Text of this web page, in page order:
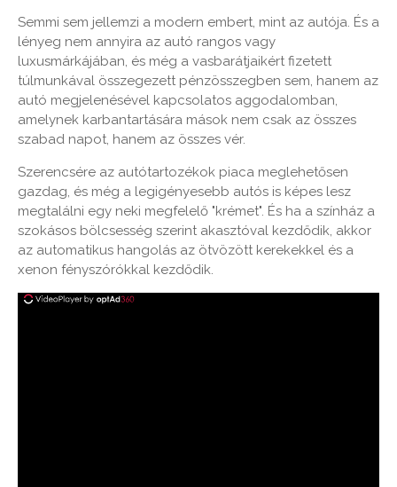
Semmi sem jellemzi a modern embert, mint az autója. És a
lényeg nem annyira az autó rangos vagy
luxusmárkájában, és még a vasbarátjaikért fizetett
túlmunkával összegezett pénzösszegben sem, hanem az
autó megjelenésével kapcsolatos aggodalomban,
amelynek karbantartására mások nem csak az összes
szabad napot, hanem az összes vér.
Szerencsére az autótartozékok piaca meglehetősen
gazdag, és még a legigényesebb autós is képes lesz
megtalálni egy neki megfelelő "krémet". És ha a színház a
szokásos bölcsesség szerint akasztóval kezdődik, akkor
az automatikus hangolás az ötvözött kerekekkel és a
xenon fényszórókkal kezdődik.